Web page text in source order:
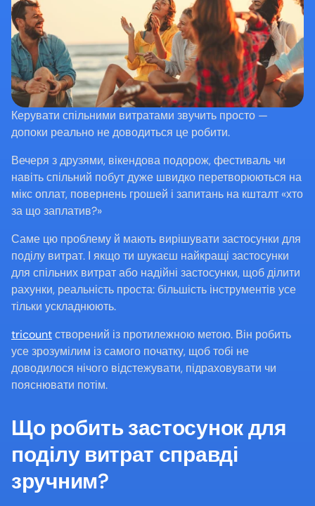
Керувати спільними витратами звучить просто —
допоки реально не доводиться це робити.
Вечеря з друзями, вікендова подорож, фестиваль чи
навіть спільний побут дуже швидко перетворюються на
мікс оплат, повернень грошей і запитань на кшталт «хто
за що заплатив?»
Саме цю проблему й мають вирішувати застосунки для
поділу витрат. І якщо ти шукаєш найкращі застосунки
для спільних витрат або надійні застосунки, щоб ділити
рахунки, реальність проста: більшість інструментів усе
тільки ускладнюють.
tricount створений із протилежною метою. Він робить
усе зрозумілим із самого початку, щоб тобі не
доводилося нічого відстежувати, підраховувати чи
пояснювати потім.
Що робить застосунок для
поділу витрат справді
зручним?